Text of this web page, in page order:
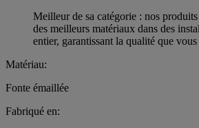
Meilleur de sa catégorie : nos
des meilleurs matériaux dans des
entier, garantissant la qualité que
Matériau:
Fonte émaillée
Fabriqué en: